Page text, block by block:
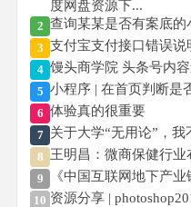
度网盘资源下...
2 查询某某是否有案底的
3 支付宝支付接口错误说
4 馒头商学院 头条号内
5 小程序 | 在首页判断是
6 体验真的很重要
7 关于大学“无用论”，我
8 王明昌：微商保健行业
9 《中国互联网地下产
10 资源分享 |